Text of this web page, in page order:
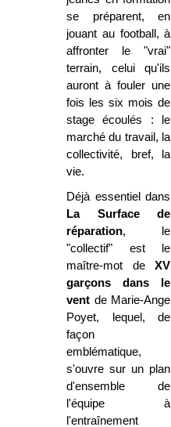
se préparent, en
jouant au football, à
affronter le "vrai"
terrain, celui qu'ils
auront à fouler une
fois les six mois de
stage écoulés : le
marché du travail, la
collectivité, bref, la
vie.
Déjà essentiel dans
La Surfacede
réparation, le
"collectif" est le
maître-mot deXV
garçons dans le
vent de Marie-Ange
Poyet, lequel, de
façon
emblématique,
s'ouvre sur un plan
d'ensemble de
l'équipe à
l'entraînement